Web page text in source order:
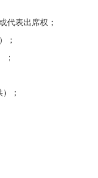
代表出席权；
；
；
；